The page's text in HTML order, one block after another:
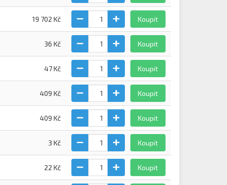
19 702 Kč Koupit
36 Kč Koupit
47 Kč Koupit
409 Kč Koupit
409 Kč Koupit
3 Kč Koupit
22 Kč Koupit